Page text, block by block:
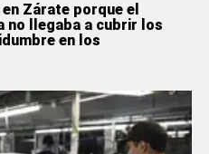
Zárate porque el
no llegaba a cubrir los
en los